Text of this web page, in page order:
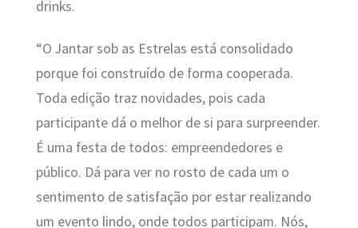
drinks.
“O Jantar sob as Estrelas está consolidado
porque foi construído de forma cooperada.
Toda edição traz novidades, pois cada
participante dá o melhor de si para surpreender.
É uma festa de todos: empreendedores e
público. Dá para ver no rosto de cada um o
sentimento de satisfação por estar realizando
um evento lindo, onde todos participam. Nós,